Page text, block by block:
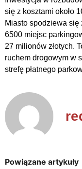
się z kosztami około
Miasto spodziewa się
6500 miejsc
27 milionów złotych.
ruchem drogowym w
strefę płatnego
Powiązane artykuły